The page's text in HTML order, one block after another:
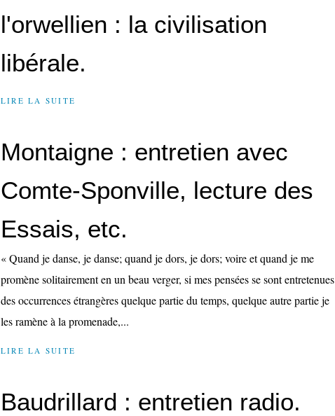
l'orwellien : la civilisation
libérale.
LIRE LA SUITE
Montaigne : entretien avec
Comte-Sponville, lecture des
Essais, etc.
« Quand je danse, je danse; quand je dors, je dors; voire et quand je me
promène solitairement en un beau verger, si mes pensées se sont entretenues
des occurrences étrangères quelque partie du temps, quelque autre partie je
les ramène à la promenade,...
LIRE LA SUITE
Baudrillard : entretien radio.